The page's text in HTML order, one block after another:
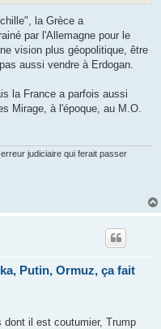
la Grèce a
par l'Allemagne pour le
vision plus géopolitique, être
aussi vendre à Erdogan.
la France a parfois aussi
Mirage, à l'époque, au M.O.
judiciaire qui ferait passer
Putin, Ormuz, ça fait
il est coutumier, Trump